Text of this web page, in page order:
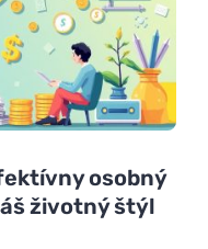
osobný
životný štýl